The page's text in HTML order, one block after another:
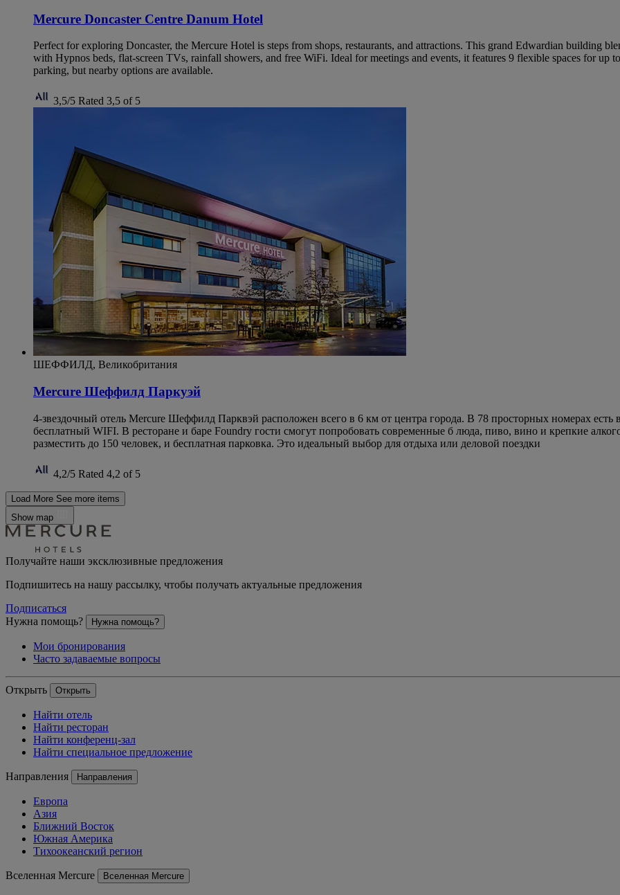
Mercure Doncaster Centre Danum Hotel
Perfect for exploring Doncaster, the Mercure Hotel is steps from shops, restaurants, and attractions. This grand Edwardian building
with Hypnos beds, flat-screen TVs, rainfall showers, and free WiFi. Ideal for meetings and events, it features 9 flexible spaces for up
parking, but nearby options are available.
3,5/5 Rated 3,5 of 5
ШЕФФИЛД, Великобритания
Mercure Шеффилд Паркуэй
4-звездочный отель Mercure Шеффилд Парквэй расположен всего в 6 км от центра города. В 78 просторных номерах есть
бесплатный WIFI. В ресторане и баре Foundry гости смогут попробовать современные б люда, пиво, вино и крепкие
разместить до 150 человек, и бесплатная парковка. Это идеальный выбор для отдыха или деловой поездки
4,2/5 Rated 4,2 of 5
Load More See more items
Show map
Получайте наши эксклюзивные предложения
Подпишитесь на нашу рассылку, чтобы получать актуальные предложения
Подписаться
Нужна помощь?
Нужна помощь?
Мои бронирования
Часто задаваемые вопросы
Открыть Открыть
Найти отель
Найти ресторан
Найти конференц-зал
Найти специальное предложение
Направления Направления
Европа
Азия
Ближний Восток
Южная Америка
Тихоокеанский регион
Вселенная Mercure Вселенная Mercure